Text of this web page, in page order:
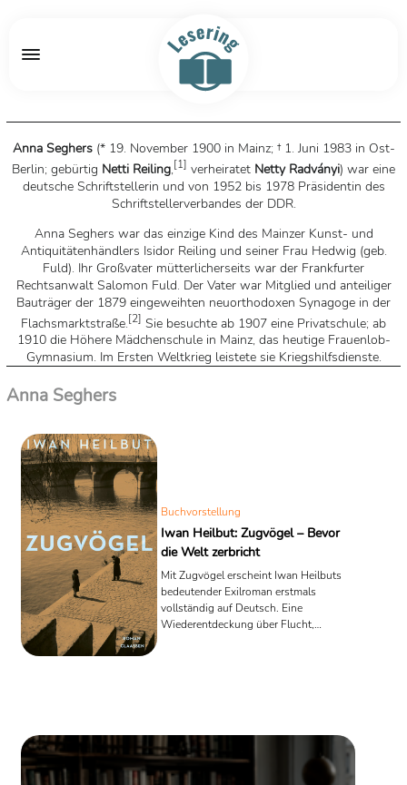
Anna Seghers(* 19. November 1900 in Mainz; † 1. Juni 1983 in Ost-
Berlin; gebürtig Netti Reiling,[1] verheiratet Netty Radványi) war eine
deutsche Schriftstellerin und von 1952 bis 1978 Präsidentin des
Schriftstellerverbandes der DDR.
Anna Seghers war das einzige Kind des Mainzer Kunst- und
Antiquitätenhändlers Isidor Reiling und seiner Frau Hedwig (geb.
Fuld). Ihr Großvater mütterlicherseits war der Frankfurter
Rechtsanwalt Salomon Fuld. Der Vater war Mitglied und anteiliger
Bauträger der 1879 eingeweihten neuorthodoxen Synagoge in der
Flachsmarktstraße.[2] Sie besuchte ab 1907 eine Privatschule; ab
1910 die Höhere Mädchenschule in Mainz, das heutige Frauenlob-
Gymnasium. Im Ersten Weltkrieg leistete sie Kriegshilfsdienste.
Universitäten Köln und Heidelberg Geschichte, Kunstgeschichte und
Sinologie. 1924 promovierte sie an der Universität Heidelberg mit
Quelle: Wikipedia
Anna Seghers
Buchvorstellung
Iwan Heilbut: Zugvögel – Bevor
die Welt zerbricht
Mit Zugvögel erscheint Iwan Heilbuts
bedeutender Exilroman erstmals
vollständig auf Deutsch. Eine
Wiederentdeckung über Flucht,